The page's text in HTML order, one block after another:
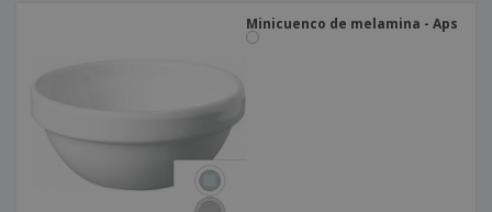
Minicuenco de melamina - Aps